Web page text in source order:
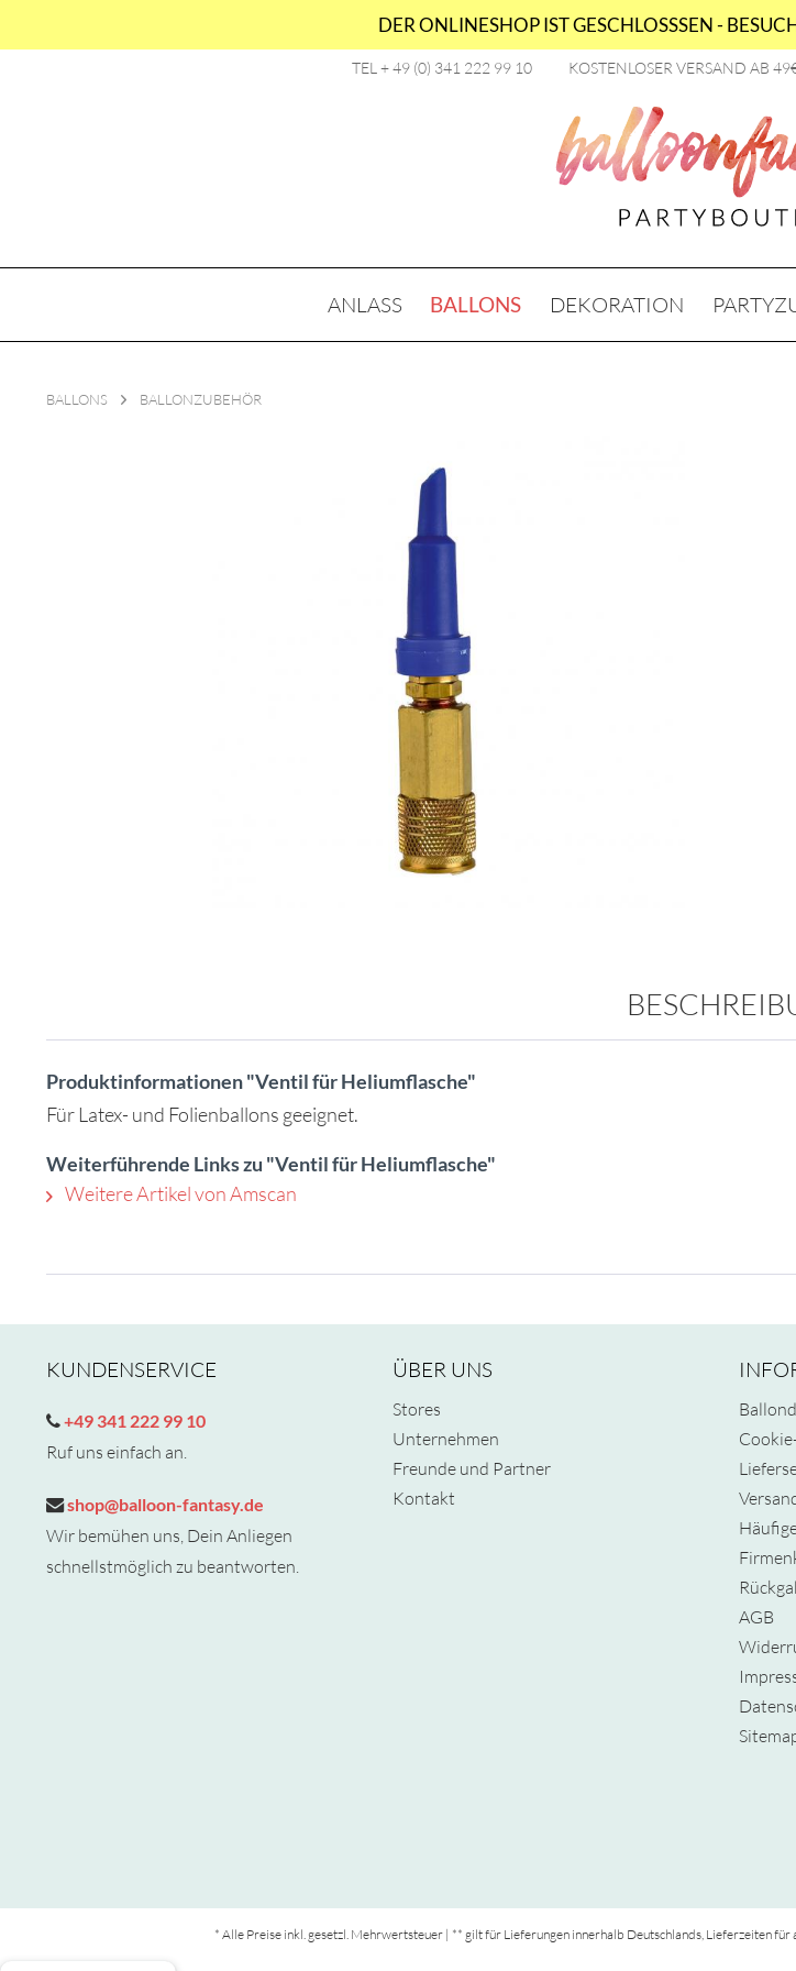
DER ONLINESHOP IST GESCHLOSSSEN -
TEL + 49 (0) 341 222 99 10 KOSTENLOSER VERSAND AB
ANLASS BALLONS DEKORATION
BALLONS BALLONZUBEHÖR
Produktinformationen "Ventil für Heliumflasche"
Für Latex- und Folienballons geeignet.
Weiterführende Links zu "Ventil für Heliumflasche"
Weitere Artikel von Amscan
KUNDENSERVICE
+49 341 222 99 10
Ruf uns einfach an.
shop@balloon-fantasy.de
Wir bemühen uns, Dein Anliegen
schnellstmöglich zu beantworten.
ÜBER UNS
Stores
Unternehmen
Freunde und Partner
Kontakt
AGB
* Alle Preise inkl. gesetzl. Mehrwertsteuer | ** gilt für Lieferungen innerhalb Deutschlands, Lieferzeiten für